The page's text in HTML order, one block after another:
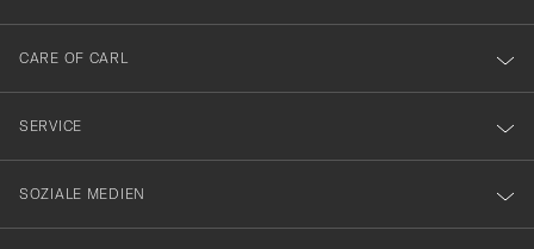
dig
till
vårt
nyhetsbrev!
CARE OF CARL
SERVICE
SOZIALE MEDIEN